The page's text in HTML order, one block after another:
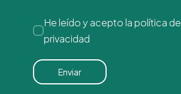
He leído y acepto lapolítica de
privacidad